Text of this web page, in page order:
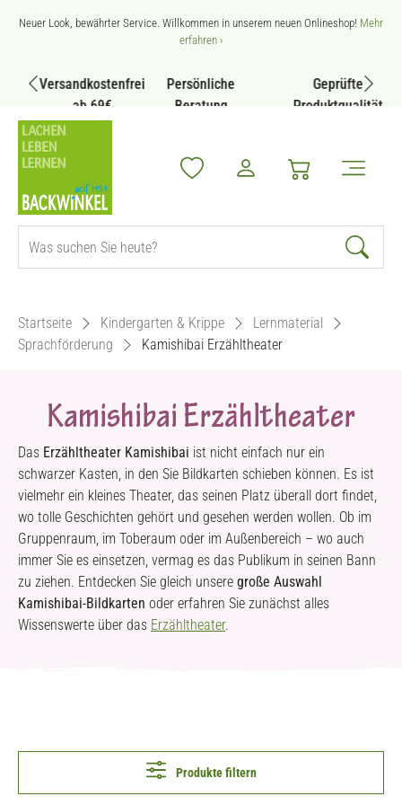
Zum Hauptinhalt springen
Neuer Look, bewährter Service. Willkommen in unserem neuen Onlineshop! Mehr
erfahren ›
Versandkostenfrei
ab 69€
Persönliche
Beratung
Geprüfte
Produktqualität
Startseite Kindergarten & Krippe
Lernmaterial
Sprachförderung
Kamishibai Erzähltheater
Kamishibai Erzähltheater
Das Erzähltheater Kamishibai ist nicht einfach nur ein
schwarzer Kasten, in den Sie Bildkarten schieben können. Es ist
vielmehr ein kleines Theater, das seinen Platz überall dort findet,
wo tolle Geschichten gehört und gesehen werden wollen. Ob im
Gruppenraum, im Toberaum oder im Außenbereich – wo auch
immer Sie es einsetzen, vermag es das Publikum in seinen Bann
zu ziehen. Entdecken Sie gleich unsere große Auswahl
Kamishibai-Bildkarten oder erfahren Sie zunächst alles
Wissenswerte über das Erzähltheater.
Produkte filtern